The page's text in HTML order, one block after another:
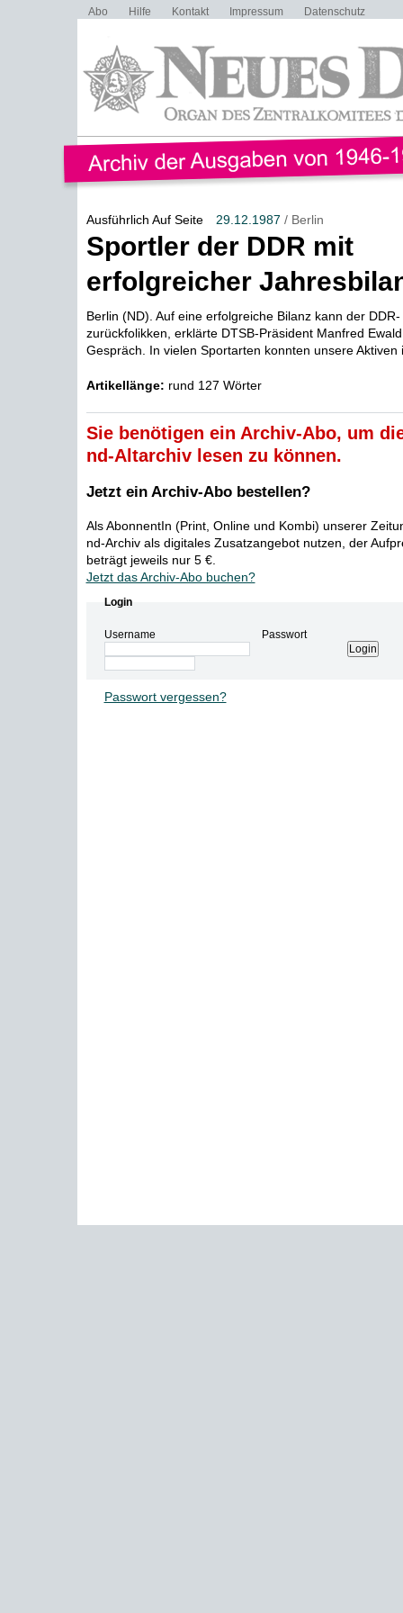
Abo Hilfe Kontakt Impressum Datenschutz
Ausführlich Auf Seite 29.12.1987 / Berlin
Sportler der DDR mit
erfolgreicher
Berlin (ND). Auf eine erfolgreiche Bilanz kann der
zurückfolikken, erklärte DTSB-Präsident Manfred
Gespräch. In vielen Sportarten konnten unsere Aktiven
Artikellänge: rund 127 Wörter
Sie benötigen ein Archiv-Abo, um
nd-Altarchiv lesen zu können.
Jetzt ein Archiv-Abo bestellen?
Als AbonnentIn (Print, Online und Kombi) unserer
nd-Archiv als digitales Zusatzangebot nutzen, der
beträgt jeweils nur 5 €.
Jetzt das Archiv-Abo buchen?
Login
Username Passwort
Passwort vergessen?